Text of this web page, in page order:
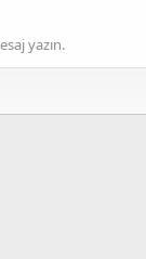
yazın.